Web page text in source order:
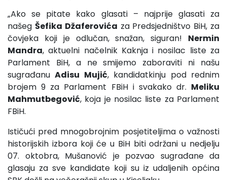
„Ako se pitate kako glasati – najprije glasati za
našeg Šefika Džaferovića za Predsjedništvo BiH, za
čovjeka koji je odlučan, snažan, siguran! Nermin
Mandra, aktuelni načelnik Kaknja i nosilac liste za
Parlament BiH, a ne smijemo zaboraviti ni našu
sugrađanuAdisu Mujić, kandidatkinju pod rednim
brojem 9 za Parlament FBiH i svakako dr. Meliku
Mahmutbegović, koja je nosilac liste za Parlament
FBiH.
Ističući pred mnogobrojnim posjetiteljima o važnosti
historijskih izbora koji će u BiH biti održani u nedjelju
07. oktobra, Mušanović je pozvao sugrađane da
glasaju za sve kandidate koji su iz udaljenih općina